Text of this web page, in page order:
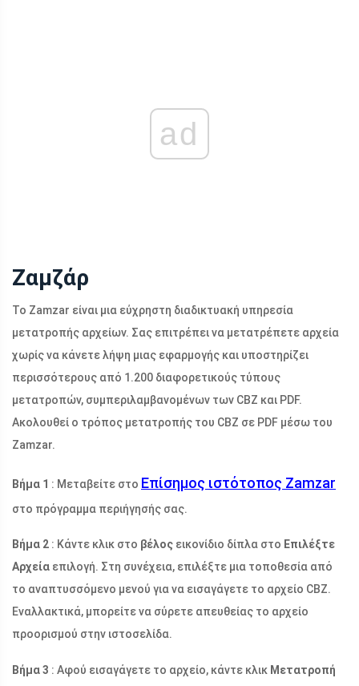
ad
Ζαμζάρ
Το Zamzar είναι μια εύχρηστη διαδικτυακή υπηρεσία
μετατροπής αρχείων. Σας επιτρέπει να μετατρέπετε αρχεία
χωρίς να κάνετε λήψη μιας εφαρμογής και υποστηρίζει
περισσότερους από 1.200 διαφορετικούς τύπους
μετατροπών, συμπεριλαμβανομένων των CBZ και PDF.
Ακολουθεί ο τρόπος μετατροπής του CBZ σε PDF μέσω του
Zamzar.
Βήμα 1 : Μεταβείτε στο Επίσημος ιστότοπος Zamzar
στο πρόγραμμα περιήγησής σας.
Βήμα 2 : Κάντε κλικ στο βέλος εικονίδιο δίπλα στο Επιλέξτε
Αρχεία επιλογή. Στη συνέχεια, επιλέξτε μια τοποθεσία από
το αναπτυσσόμενο μενού για να εισαγάγετε το αρχείο CBZ.
Εναλλακτικά, μπορείτε να σύρετε απευθείας το αρχείο
προορισμού στην ιστοσελίδα.
Βήμα 3 : Αφού εισαγάγετε το αρχείο, κάντε κλικ Μετατροπή